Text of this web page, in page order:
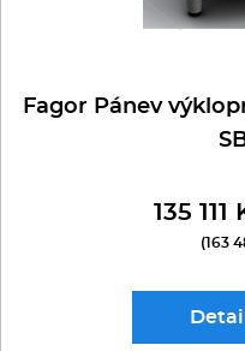
Fagor Pánev
135
(163
Detail